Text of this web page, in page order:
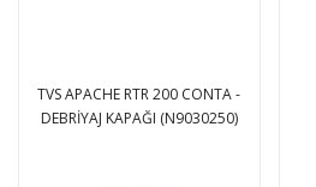
TVS APACHE RTR 200 CONTA -
DEBRİYAJ KAPAĞI (N9030250)